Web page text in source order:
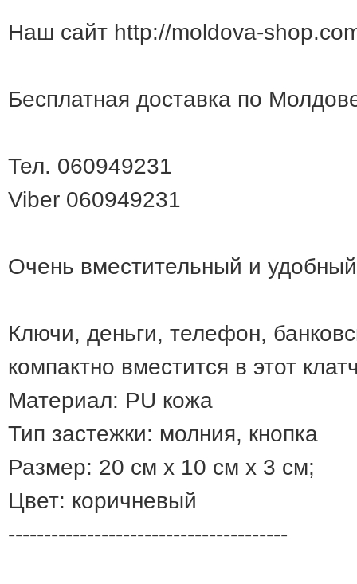
Наш сайт http://moldova-
Бесплатная доставка по
Тел. 060949231
Viber 060949231
Очень вместительный и
Ключи, деньги, телефон,
компактно вместится в этот
Материал: PU кожа
Тип застежки: молния, кнопка
Размер: 20 см х 10 см х 3 см;
Цвет: коричневый
---------------------------------------